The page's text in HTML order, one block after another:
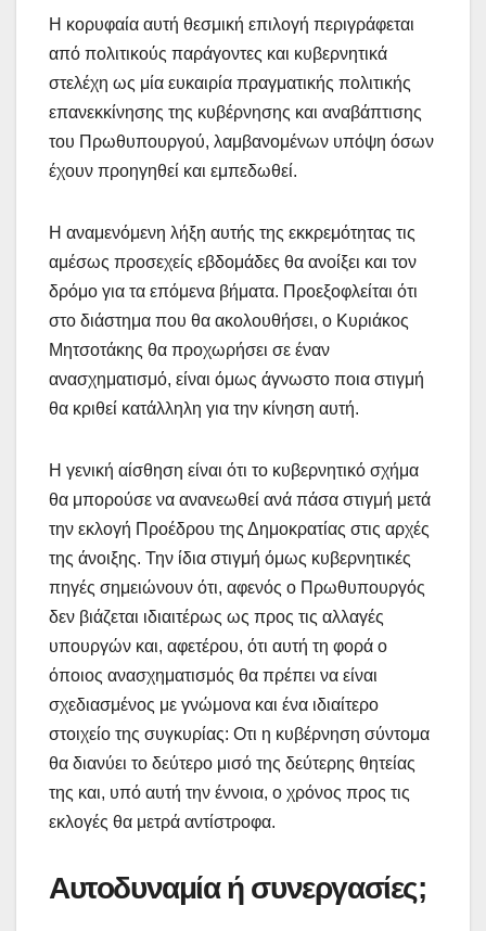
Η κορυφαία αυτή θεσμική επιλογή περιγράφεται
από πολιτικούς παράγοντες και κυβερνητικά
στελέχη ως μία ευκαιρία πραγματικής πολιτικής
επανεκκίνησης της κυβέρνησης και αναβάπτισης
του Πρωθυπουργού, λαμβανομένων υπόψη όσων
έχουν προηγηθεί και εμπεδωθεί.
Η αναμενόμενη λήξη αυτής της εκκρεμότητας τις
αμέσως προσεχείς εβδομάδες θα ανοίξει και τον
δρόμο για τα επόμενα βήματα. Προεξοφλείται ότι
στο διάστημα που θα ακολουθήσει, ο Κυριάκος
Μητσοτάκης θα προχωρήσει σε έναν
ανασχηματισμό, είναι όμως άγνωστο ποια στιγμή
θα κριθεί κατάλληλη για την κίνηση αυτή.
Η γενική αίσθηση είναι ότι το κυβερνητικό σχήμα
θα μπορούσε να ανανεωθεί ανά πάσα στιγμή μετά
την εκλογή Προέδρου της Δημοκρατίας στις αρχές
της άνοιξης. Την ίδια στιγμή όμως κυβερνητικές
πηγές σημειώνουν ότι, αφενός ο Πρωθυπουργός
δεν βιάζεται ιδιαιτέρως ως προς τις αλλαγές
υπουργών και, αφετέρου, ότι αυτή τη φορά ο
όποιος ανασχηματισμός θα πρέπει να είναι
σχεδιασμένος με γνώμονα και ένα ιδιαίτερο
στοιχείο της συγκυρίας: Οτι η κυβέρνηση σύντομα
θα διανύει το δεύτερο μισό της δεύτερης θητείας
της και, υπό αυτή την έννοια, ο χρόνος προς τις
εκλογές θα μετρά αντίστροφα.
Αυτοδυναμία ή συνεργασίες;